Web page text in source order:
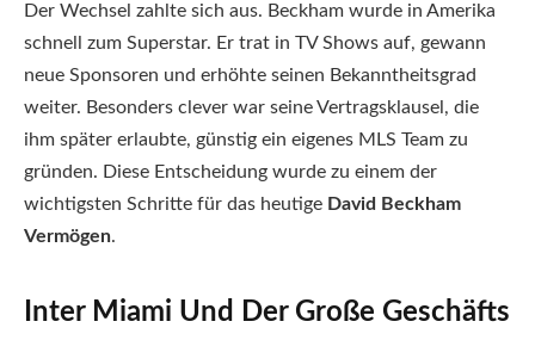
Der Wechsel zahlte sich aus. Beckham wurde in Amerika
schnell zum Superstar. Er trat in TV Shows auf, gewann
neue Sponsoren und erhöhte seinen Bekanntheitsgrad
weiter. Besonders clever war seine Vertragsklausel, die
ihm später erlaubte, günstig ein eigenes MLS Team zu
gründen. Diese Entscheidung wurde zu einem der
wichtigsten Schritte für das heutige David Beckham
Vermögen.
Inter Miami Und Der Große Geschäfts